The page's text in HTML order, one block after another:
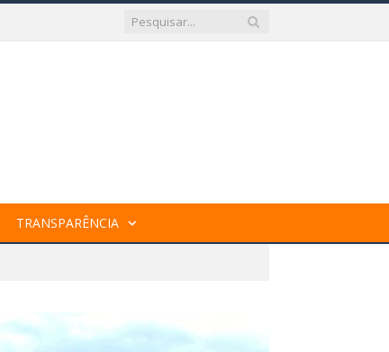
TRANSPARÊNCIA